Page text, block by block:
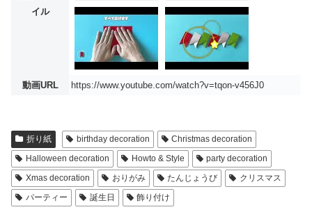
イル
動画URL https://www.youtube.com/watch?v=tqon-v456J0
折り紙 birthday decoration
Christmas decoration
Halloween decoration
Howto & Style
party decoration
Xmas decoration
おりがみ たんじょうび
クリスマス
パーティー
誕生日 飾り付け